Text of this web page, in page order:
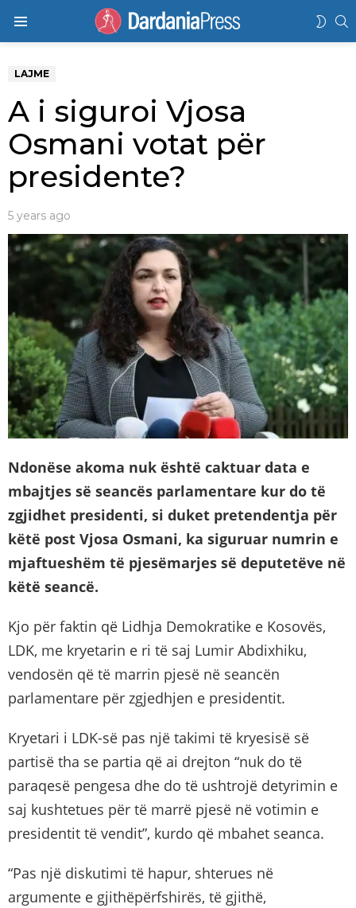
LAJME
A i siguroi Vjosa
Osmani votat për
presidente?
5 years ago
Ndonëse akoma nuk është caktuar data e
mbajtjes së seancës parlamentare kur do të
zgjidhet presidenti, si duket pretendentja për
këtë post Vjosa Osmani, ka siguruar numrin e
mjaftueshëm të pjesëmarjes së deputetëve në
këtë seancë.
Kjo për faktin që Lidhja Demokratike e Kosovës,
LDK, me kryetarin e ri të saj Lumir Abdixhiku,
vendosën që të marrin pjesë në seancën
parlamentare për zgjedhjen e presidentit.
Kryetari i LDK-së pas një takimi të kryesisë së
partisë tha se partia që ai drejton “nuk do të
paraqesë pengesa dhe do të ushtrojë detyrimin e
saj kushtetues për të marrë pjesë në votimin e
presidentit të vendit”, kurdo që mbahet seanca.
“Pas një diskutimi të hapur, shterues në
argumente e gjithëpërfshirës, të gjithë,